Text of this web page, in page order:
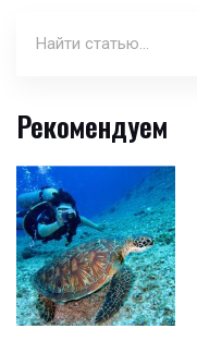
Рекомендуем